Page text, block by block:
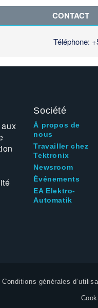
CONTACT
Téléphone:
Société
À propos de
nous
Travailler chez
Tektronix
Newsroom
Événements
EA Elektro-
Automatik
Conditions générales